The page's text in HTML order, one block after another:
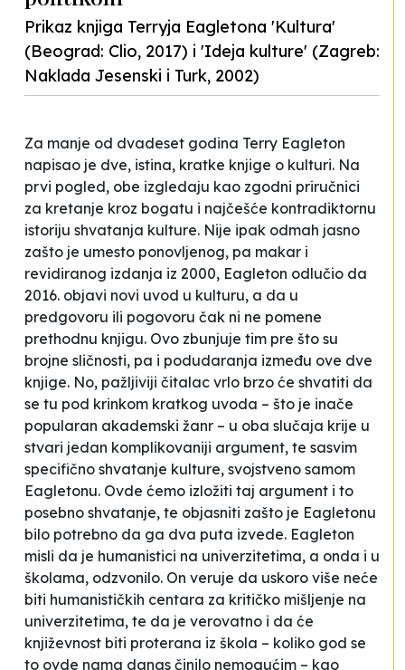
Prikaz knjiga Terryja Eagletona 'Kultura'
(Beograd: Clio, 2017) i 'Ideja kulture' (Zagreb:
Naklada Jesenski i Turk, 2002)
Za manje od dvadeset godina Terry Eagleton
napisao je dve, istina, kratke knjige o kulturi. Na
prvi pogled, obe izgledaju kao zgodni priručnici
za kretanje kroz bogatu i najčešće kontradiktornu
istoriju shvatanja kulture. Nije ipak odmah jasno
zašto je umesto ponovljenog, pa makar i
revidiranog izdanja iz 2000, Eagleton odlučio da
2016. objavi novi uvod u kulturu, a da u
predgovoru ili pogovoru čak ni ne pomene
prethodnu knjigu. Ovo zbunjuje tim pre što su
brojne sličnosti, pa i podudaranja između ove dve
knjige. No, pažljiviji čitalac vrlo brzo će shvatiti da
se tu pod krinkom kratkog uvoda – što je inače
popularan akademski žanr – u oba slučaja krije u
stvari jedan komplikovaniji argument, te sasvim
specifično shvatanje kulture, svojstveno samom
Eagletonu. Ovde ćemo izložiti taj argument i to
posebno shvatanje, te objasniti zašto je Eagletonu
bilo potrebno da ga dva puta izvede. Eagleton
misli da je humanistici na univerzitetima, a onda i u
školama, odzvonilo. On veruje da uskoro više neće
biti humanističkih centara za kritičko mišljenje na
univerzitetima, te da je verovatno i da će
književnost biti proterana iz škola – koliko god se
to ovde nama danas činilo nemogućim – kao